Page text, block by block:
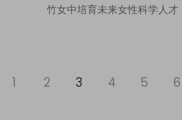
竹女中培育未来女性科学人才
1 2 3 4 5 6